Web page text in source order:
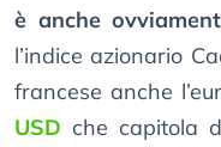
è anche
l’indice azionario
francese anche
USD che capitola